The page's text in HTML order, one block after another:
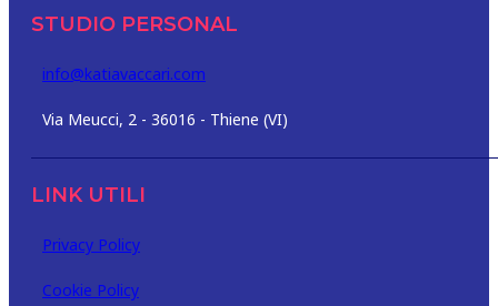
STUDIO PERSONAL
info@katiavaccari.com
Via Meucci, 2 - 36016 - Thiene (VI)
LINK UTILI
Privacy Policy
Cookie Policy